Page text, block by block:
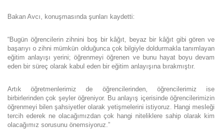
Bakan Avcı, konuşmasında şunları kaydetti:
“Bugün öğrencilerin zihnini boş bir kâğıt, beyaz bir kâğıt gibi gören ve
başarıyı o zihni mümkün olduğunca çok bilgiyle doldurmakla tanımlayan
eğitim anlayışı yerini; öğrenmeyi öğrenen ve bunu hayat boyu devam
eden bir süreç olarak kabul eden bir eğitim anlayışına bırakmıştır.
Artık öğretmenlerimiz de öğrencilerinden, öğrencilerimiz ise
birbirlerinden çok şeyler öğreniyor. Bu anlayış içerisinde öğrencilerimizin
öğrenmeyi bilen şahsiyetler olarak yetişmelerini istiyoruz. Hangi mesleği
tercih ederek ne olacağımızdan çok hangi niteliklere sahip olarak kim
olacağımız sorusunu önemsiyoruz.”